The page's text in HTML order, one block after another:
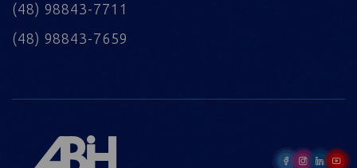
(48) 98843-7711
(48) 98843-7659